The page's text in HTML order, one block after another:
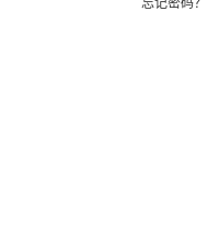
忘记密码？